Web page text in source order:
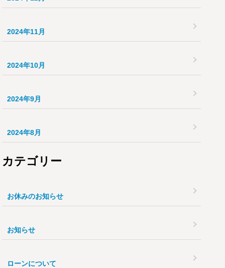
2024年11月
2024年10月
2024年9月
2024年8月
カテゴリー
お休みのお知らせ
お知らせ
ローンについて